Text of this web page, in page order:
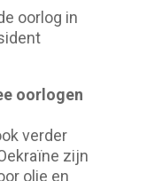
oorlog in
oorlogen
verder
zijn
olie en